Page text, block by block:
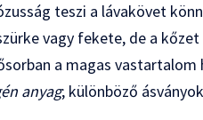
teszi a lávakövet
vagy fekete, de a
a magas
anyag; különböző